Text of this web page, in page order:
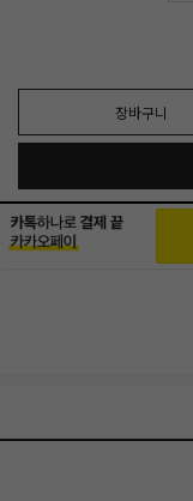
장바구니